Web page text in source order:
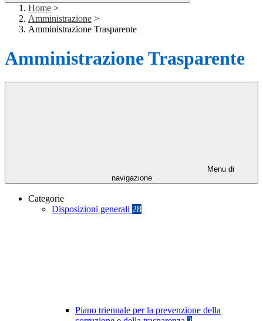
Home >
Amministrazione >
Amministrazione Trasparente
Amministrazione Trasparente
Menu di
navigazione
Categorie
Disposizioni generali 28
Piano triennale per la prevenzione della